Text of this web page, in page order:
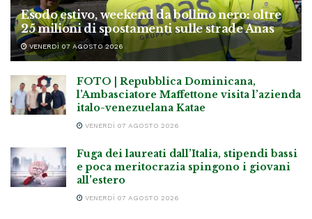
Esodo estivo, weekend da bollino nero: oltre
25 milioni di spostamenti sulle strade Anas
VENERDÌ 07 AGOSTO 2026
FOTO | Repubblica Dominicana,
l’Ambasciatore Maffettone visita l’azienda
italo-venezuelana Katae
VENERDÌ 07 AGOSTO 2026
Fuga dei laureati dall’Italia, stipendi bassi
e poca meritocrazia spingono i giovani
all’estero
VENERDÌ 07 AGOSTO 2026